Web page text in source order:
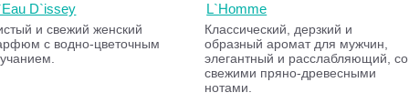
D`issey
и свежий женский
с водно-цветочным
L`Homme
Классический, дерзкий и
образный аромат для мужчин,
элегантный и расслабляющий, со
свежими пряно-древесными
нотами.